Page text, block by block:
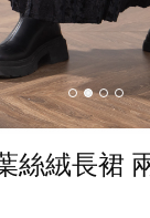
絲絨長裙